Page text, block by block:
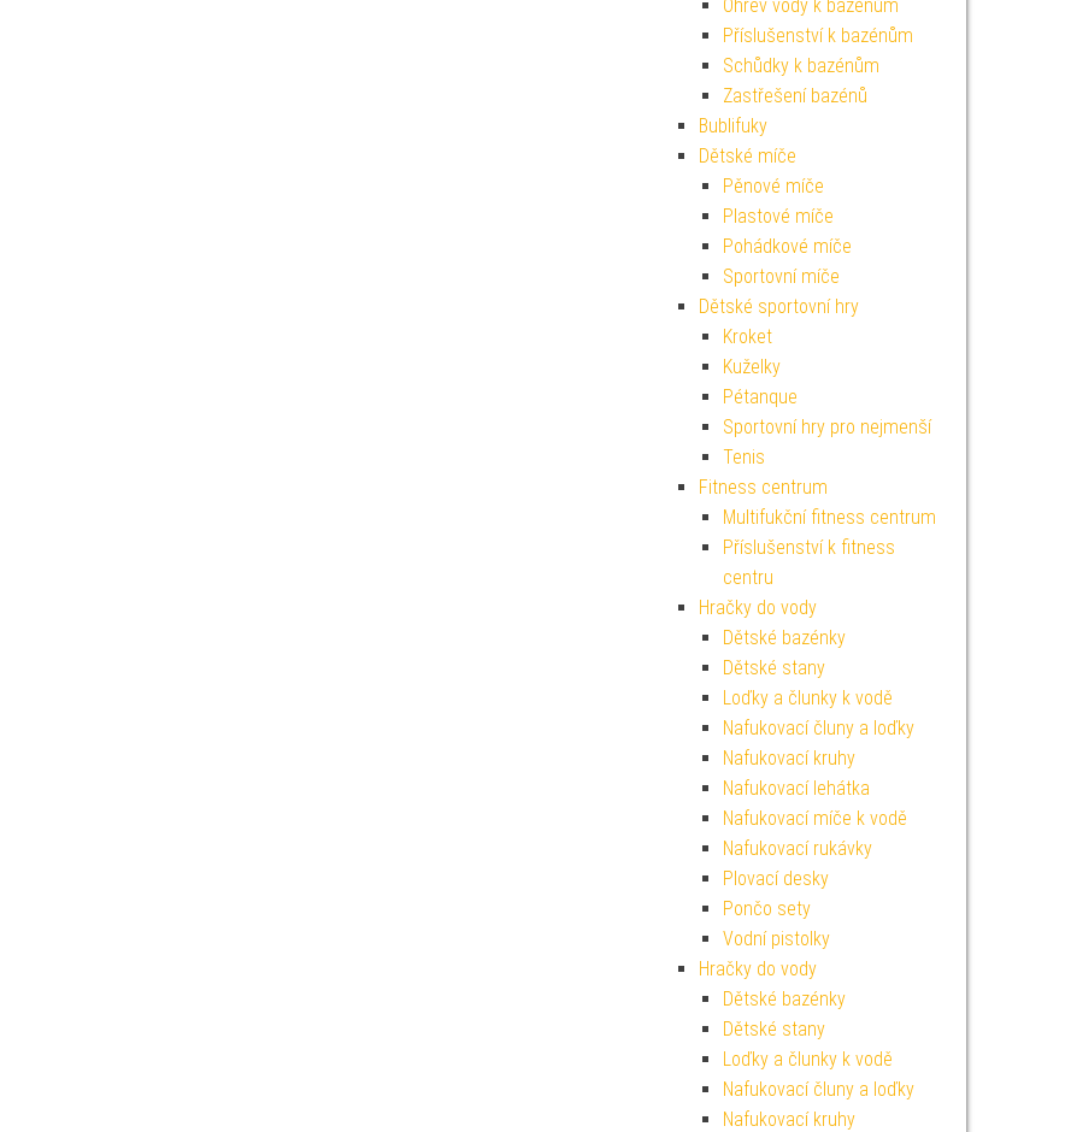
Ohřev vody k bazénům
Příslušenství k bazénům
Schůdky k bazénům
Zastřešení bazénů
Bublifuky
Dětské míče
Pěnové míče
Plastové míče
Pohádkové míče
Sportovní míče
Dětské sportovní hry
Kroket
Kuželky
Pétanque
Sportovní hry pro nejmenší
Tenis
Fitness centrum
Multifukční fitness centrum
Příslušenství k fitness
centru
Hračky do vody
Dětské bazénky
Dětské stany
Loďky a člunky k vodě
Nafukovací čluny a loďky
Nafukovací kruhy
Nafukovací lehátka
Nafukovací míče k vodě
Nafukovací rukávky
Plovací desky
Pončo sety
Vodní pistolky
Hračky do vody
Dětské bazénky
Dětské stany
Loďky a člunky k vodě
Nafukovací čluny a loďky
Nafukovací kruhy